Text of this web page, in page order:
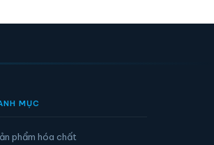
MỤC
phẩm hóa chất